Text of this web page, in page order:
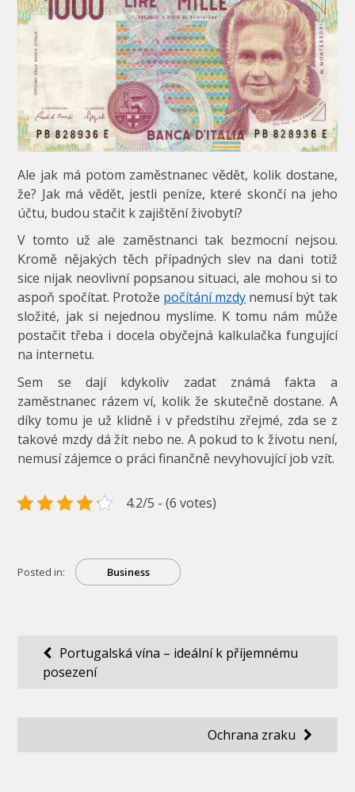
Ale jak má potom zaměstnanec vědět, kolik dostane,
že? Jak má vědět, jestli peníze, které skončí na jeho
účtu, budou stačit k zajištění živobytí?
V tomto už ale zaměstnanci tak bezmocní nejsou.
Kromě nějakých těch případných slev na dani totiž
sice nijak neovlivní popsanou situaci, ale mohou si to
aspoň spočítat. Protože počítání mzdy nemusí být tak
složité, jak si nejednou myslíme. K tomu nám může
postačit třeba i docela obyčejná kalkulačka fungující
na internetu.
Sem se dají kdykoliv zadat známá fakta a
zaměstnanec rázem ví, kolik že skutečně dostane. A
díky tomu je už klidně i v předstihu zřejmé, zda se z
takové mzdy dá žít nebo ne. A pokud to k životu není,
nemusí zájemce o práci finančně nevyhovující job vzít.
4.2/5 - (6 votes)
Posted in: Business
Navigace
pro
Portugalská vína – ideální k příjemnému
posezení
Ochrana zraku